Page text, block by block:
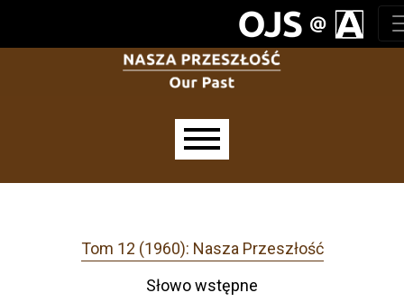
Tom 12 (1960): Nasza Przeszłość
Słowo wstępne